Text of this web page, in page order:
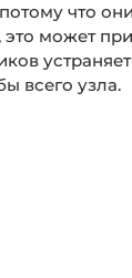
что
может
всего узла.